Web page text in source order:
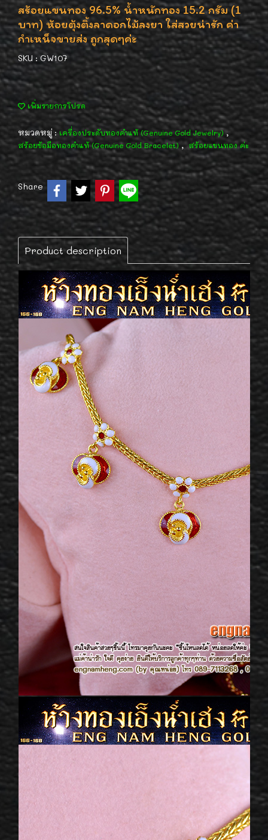
สร้อยแขนทอง 96.5% น้ำหนักทอง 15.2 กรัม (1
บาท) ห้อยตุ้งติ้งลาดอกไม้ลงยา ใส่สวยน่ารัก ค่า
กำเหน็จขายส่ง ถูกสุดๆค่ะ
SKU : GW107
เพิ่มรายการโปรด
หมวดหมู่ :เครื่องประดับทองคำแท้ (Genuine Gold Jewelry),
สร้อยข้อมือทองคำแท้ (Genuine Gold Bracelet) , สร้อยแขนทอง ค่ะ
Share
Product description